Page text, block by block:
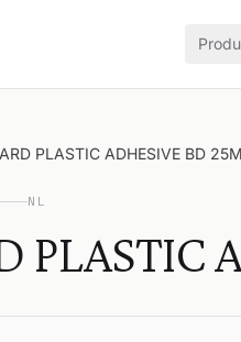
PLASTIC ADHESIVE BD
NL
PLASTIC